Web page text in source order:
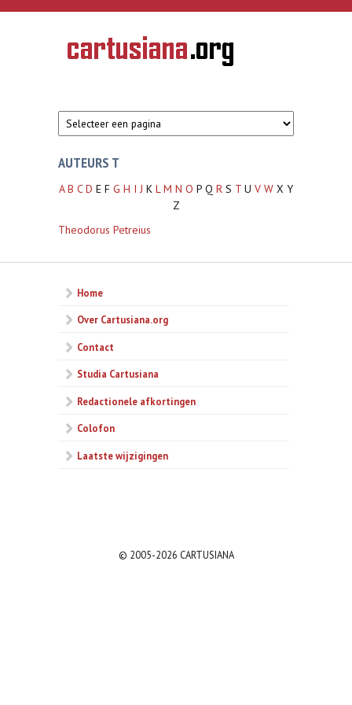
Overslaan en naar de inhoud gaan
CARTUSIANA
Geschiedenis
van de
AUTEURS T
A B C D E F G H I J K L M N O P Q R S T U V W X Y
Z
Theodorus Petreius
Home
Over Cartusiana.org
Contact
Studia Cartusiana
Redactionele afkortingen
Colofon
Laatste wijzigingen
© 2005-2026 CARTUSIANA